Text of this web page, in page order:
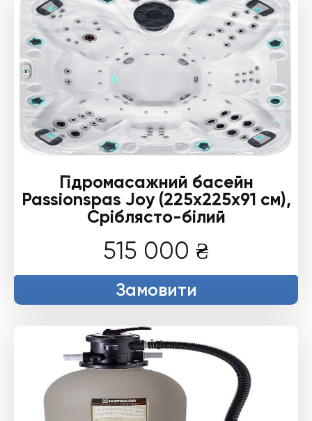
Гідромасажний басейн
Passionspas Joy (225х225х91 см),
Сріблясто-білий
515 000 ₴
Замовити